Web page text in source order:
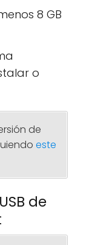
8 GB
o
de
este
de